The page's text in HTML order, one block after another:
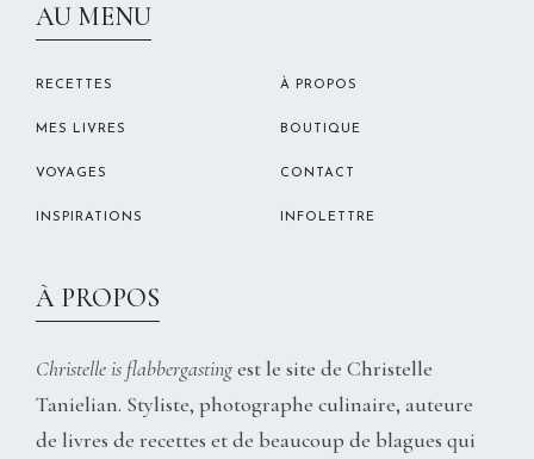
AU MENU
RECETTES
MES LIVRES
VOYAGES
INSPIRATIONS
À PROPOS
BOUTIQUE
CONTACT
INFOLETTRE
À PROPOS
Christelle is flabbergastingest le site de Christelle
Tanielian. Styliste, photographe culinaire, auteure
de livres de recettes et de beaucoup de blagues qui